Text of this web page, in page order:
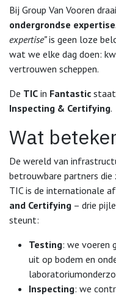
Bij Group Van Vooren
ondergrondse expertise
expertise”is geen loze
wat we elke dag doen:
vertrouwen scheppen.
De TIC in Fantastic staat
Inspecting & Certifying.
Wat
De wereld van
betrouwbare partners die
TIC is de internationale
and Certifying – drie
steunt:
Testing: we voeren
uit op bodem en
Inspecting: we